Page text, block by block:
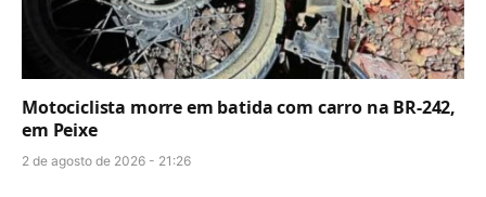
Motociclista morre em batida com carro na BR-242,
em Peixe
2 de agosto de 2026 - 21:26